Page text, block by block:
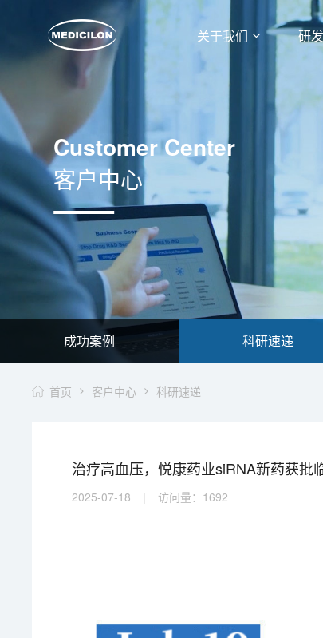
关于我们 研
Customer Center
客户中心
成功案例 科研速递
首页 客户中心 科研速递
治疗高血压，悦康药业siRNA新药获批
2025-07-18 | 访问量： 1692